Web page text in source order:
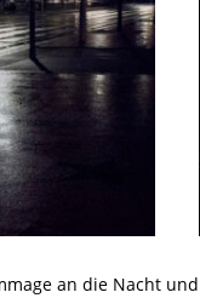
an die Nacht